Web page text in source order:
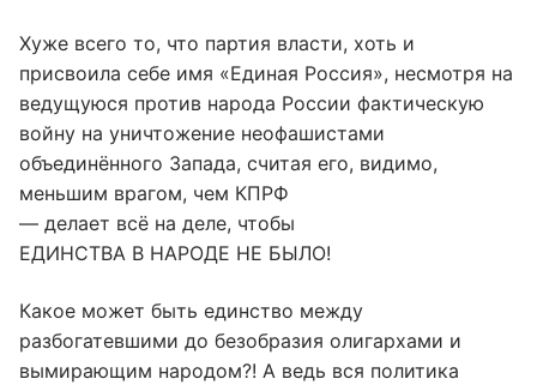
Хуже всего то, что партия власти, хоть и
присвоила себе имя «Единая Россия», несмотря на
ведущуюся против народа России фактическую
войну на уничтожение неофашистами
объединённого Запада, считая его, видимо,
меньшим врагом, чем КПРФ
— делает всё на деле, чтобы
ЕДИНСТВА В НАРОДЕ НЕ БЫЛО!
Какое может быть единство между
разбогатевшими до безобразия олигархами и
вымирающим народом?! А ведь вся политика